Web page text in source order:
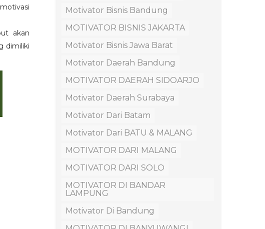
akan
dimiliki
Motivator Bisnis Bandung
MOTIVATOR BISNIS JAKARTA
Motivator Bisnis Jawa Barat
Motivator Daerah Bandung
MOTIVATOR DAERAH SIDOARJO
Motivator Daerah Surabaya
Motivator Dari Batam
Motivator Dari BATU & MALANG
MOTIVATOR DARI MALANG
MOTIVATOR DARI SOLO
MOTIVATOR DI BANDAR
LAMPUNG
Motivator Di Bandung